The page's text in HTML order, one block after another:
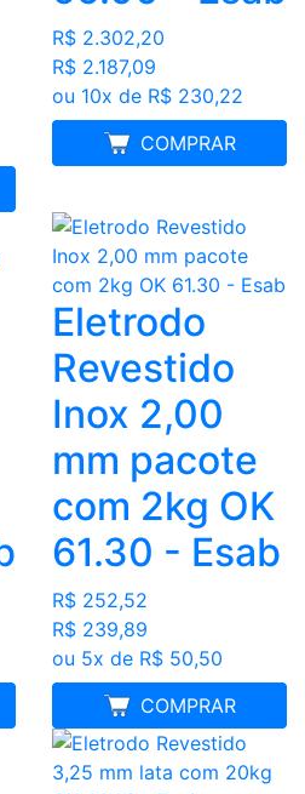
R$ 2.302,20
R$ 2.187,09
ou 10x de R$ 230,22
COMPRAR
FRETE GRÁTIS
Eletrodo
Revestido
Inox 2,00
mm pacote
com 2kg OK
61.30 - Esab
R$ 252,52
R$ 239,89
ou 5x de R$ 50,50
COMPRAR
MELHOR PREÇO